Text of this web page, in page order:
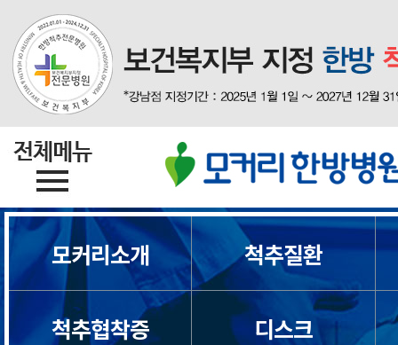
모커리소개 척추질환
척추협착증 디스크
목디스크
목통증
일자목/거북목